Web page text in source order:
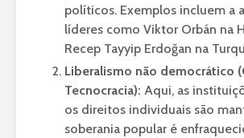
políticos. Exemplos incluem a
líderes como Viktor Orbán na
Recep Tayyip Erdoğan na
Liberalismo não democrático
Tecnocracia): Aqui, as
os direitos individuais são
soberania popular é